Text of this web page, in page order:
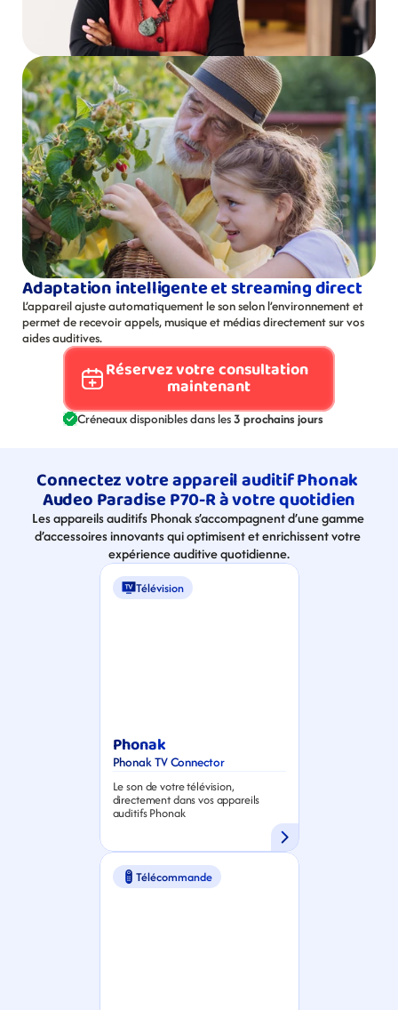
Adaptation intelligente et streaming direct
L’appareil ajuste automatiquement le son selon l’environnement et
permet de recevoir appels, musique et médias directement sur vos
aides auditives.
Réservez votre consultation
maintenant
Créneaux disponibles dans les 3 prochains jours
Connectez votre appareil auditif Phonak
Audeo Paradise P70-R à votre quotidien
Les appareils auditifs Phonak s’accompagnent d’une gamme
d’accessoires innovants qui optimisent et enrichissent votre
expérience auditive quotidienne.
Télévision
Phonak
Phonak TV Connector
Le son de votre télévision,
directement dans vos appareils
auditifs Phonak
Télécommande